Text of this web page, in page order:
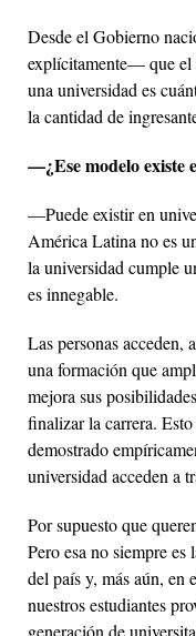
Desde el Gobierno
explícitamente— que el
una universidad es
la cantidad de
—¿Ese modelo existe
—Puede existir en
América Latina no es
la universidad cumple
es innegable.
Las personas acceden,
una formación que
mejora sus
finalizar la carrera.
demostrado
universidad acceden a
Por supuesto que
Pero esa no siempre
del país y, más aún,
nuestros estudiantes
generación de